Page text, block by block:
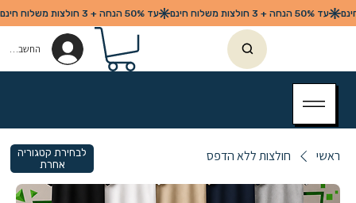
החשבון שלי
ראשי חולצות ללא הדפס
לבחירת קטגוריה
אחרת